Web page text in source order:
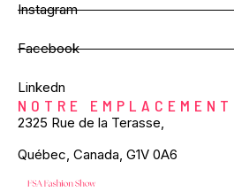
Instagram
Facebook
Linkedn
NOTRE EMPLACEMENT
2325 Rue de la Terasse,
Québec, Canada, G1V 0A6